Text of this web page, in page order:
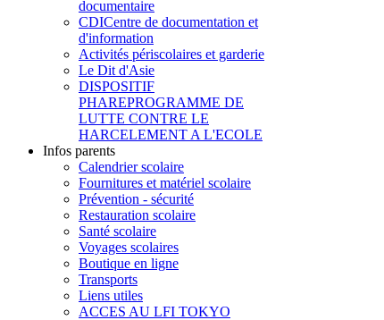
documentaire
CDICentre de documentation et
d'information
Activités périscolaires et garderie
Le Dit d'Asie
DISPOSITIF
PHAREPROGRAMME DE
LUTTE CONTRE LE
HARCELEMENT A L'ECOLE
Infos parents
Calendrier scolaire
Fournitures et matériel scolaire
Prévention - sécurité
Restauration scolaire
Santé scolaire
Voyages scolaires
Boutique en ligne
Transports
Liens utiles
ACCES AU LFI TOKYO